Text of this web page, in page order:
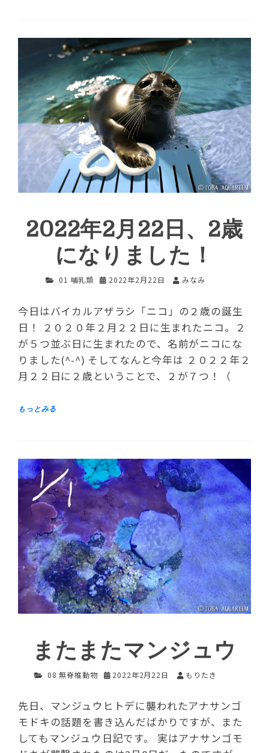
2022年2月22日、2歳
になりました！
01 哺乳類 2022年2月22日 みなみ
今日はバイカルアザラシ「ニコ」の２歳の誕生
日！ ２０２０年２月２２日に生まれたニコ。２
が５つ並ぶ日に生まれたので、名前がニコにな
りました(^-^) そしてなんと今年は ２０２２年２
月２２日に２歳ということで、２が７つ！（
またまたマンジュウ
08 無脊椎動物 2022年2月22日 もりたき
先日、マンジュウヒトデに襲われたアナサンゴ
モドキの話題を書き込んだばかりですが、また
してもマンジュウ日記です。 実はアナサンゴモ